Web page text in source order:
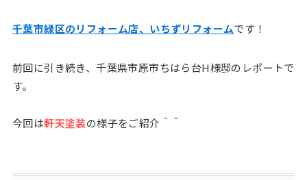
千葉市緑区のリフォーム店、いちずリフォームです！
前回に引き続き、千葉県市原市ちはら台H様邸のレポートで
す。
今回は軒天塗装の様子をご紹介＾＾